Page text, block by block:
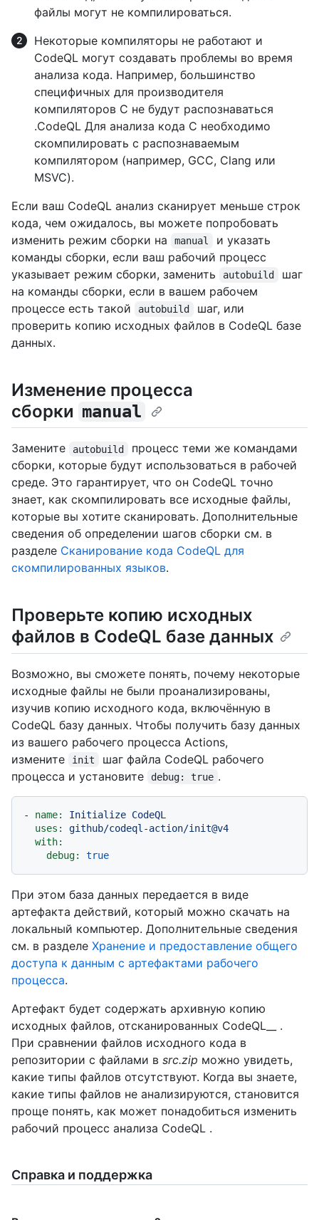
файлы могут не компилироваться.
Некоторые компиляторы не работают и
CodeQL могут создавать проблемы во время
анализа кода. Например, большинство
специфичных для производителя
компиляторов C не будут распознаваться
.CodeQL Для анализа кода C необходимо
скомпилировать с распознаваемым
компилятором (например, GCC, Clang или
MSVC).
Если ваш CodeQL анализ сканирует меньше строк
кода, чем ожидалось, вы можете попробовать
изменить режим сборки на
manual
и указать
команды сборки, если ваш рабочий процесс
указывает режим сборки, заменить
autobuild
шаг
на команды сборки, если в вашем рабочем
процессе есть такой
autobuild
шаг, или
проверить копию исходных файлов в CodeQL базе
данных.
Изменение процесса
сборки manual
Замените autobuild
процесс теми же командами
сборки, которые будут использоваться в рабочей
среде. Это гарантирует, что он CodeQL точно
знает, как скомпилировать все исходные файлы,
которые вы хотите сканировать. Дополнительные
сведения об определении шагов сборки см. в
разделе Сканирование кода CodeQL для
скомпилированных языков.
Проверьте копию исходных
файлов в CodeQL базе данных
Возможно, вы сможете понять, почему некоторые
исходные файлы не были проанализированы,
изучив копию исходного кода, включённую в
CodeQL базу данных. Чтобы получить базу данных
из вашего рабочего процесса Actions,
измените
init
шаг файла CodeQL рабочего
процесса и установите
debug: true .
- name: Initialize CodeQL
uses:
github/codeql-action/init@v4
with:
debug:
true
При этом база данных передается в виде
артефакта действий, который можно скачать на
локальный компьютер. Дополнительные сведения
см. в разделе Хранение и предоставление общего
доступа к данным с артефактами рабочего
процесса.
Артефакт будет содержать архивную копию
исходных файлов, отсканированных CodeQL__ .
При сравнении файлов исходного кода в
репозитории с файлами в src.zip можно увидеть,
какие типы файлов отсутствуют. Когда вы знаете,
какие типы файлов не анализируются, становится
проще понять, как может понадобиться изменить
рабочий процесс анализа CodeQL .
Справка и поддержка